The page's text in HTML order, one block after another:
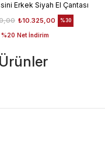
Erkek Siyah El Çantası
₺10.325,00
%20 Net İndirim
%30